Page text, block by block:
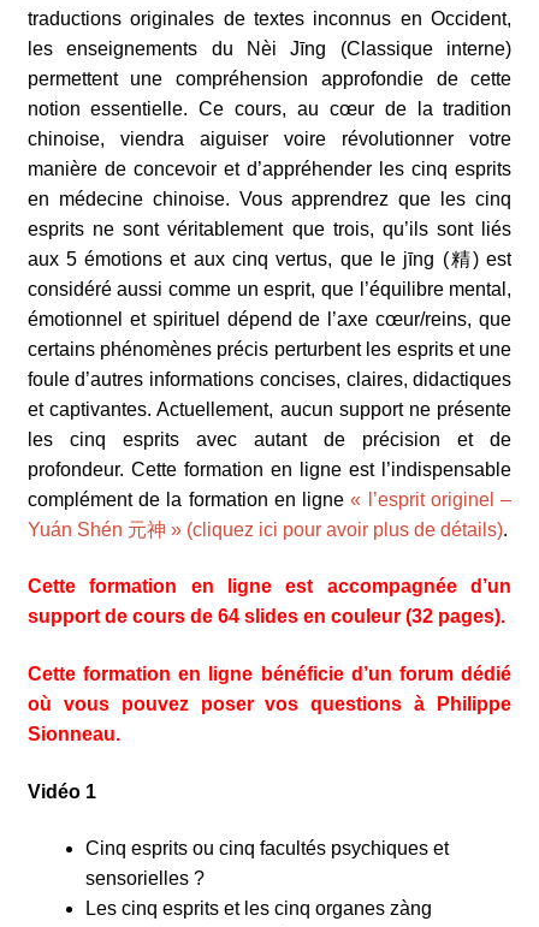
traductions originales de textes inconnus en Occident,
les enseignements du Nèi Jīng (Classique interne)
permettent une compréhension approfondie de cette
notion essentielle. Ce cours, au cœur de la tradition
chinoise, viendra aiguiser voire révolutionner votre
manière de concevoir et d’appréhender les cinq esprits
en médecine chinoise. Vous apprendrez que les cinq
esprits ne sont véritablement que trois, qu’ils sont liés
aux 5 émotions et aux cinq vertus, que le jīng (精) est
considéré aussi comme un esprit, que l’équilibre mental,
émotionnel et spirituel dépend de l’axe cœur/reins, que
certains phénomènes précis perturbent les esprits et une
foule d’autres informations concises, claires, didactiques
et captivantes. Actuellement, aucun support ne présente
les cinq esprits avec autant de précision et de
profondeur. Cette formation en ligne est l’indispensable
complément de la formation en ligne« l’esprit originel –
Yuán Shén 元神 » (cliquez ici pour avoir plus de détails).
Cette formation en ligne est accompagnée d’un
support de cours de 64 slides en couleur (32 pages).
Cette formation en ligne bénéficie d’un forum dédié
où vous pouvez poser vos questions à Philippe
Sionneau.
Vidéo 1
Cinq esprits ou cinq facultés psychiques et
sensorielles ?
Les cinq esprits et les cinq organes zàng